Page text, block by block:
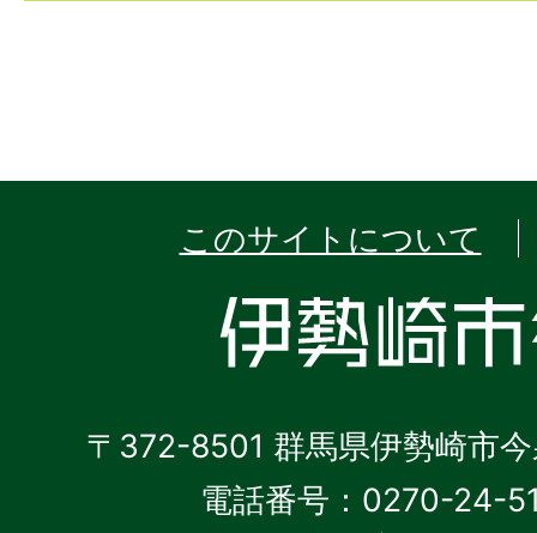
このサイトについて
〒372-8501 群馬県伊勢崎市
電話番号：0270-24-